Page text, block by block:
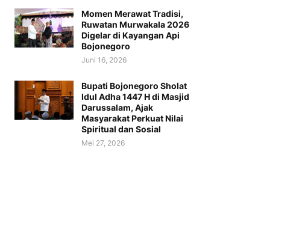
Momen Merawat Tradisi,
Ruwatan Murwakala 2026
Digelar di Kayangan Api
Bojonegoro
Juni 16, 2026
Bupati Bojonegoro Sholat
Idul Adha 1447 H di Masjid
Darussalam, Ajak
Masyarakat Perkuat Nilai
Spiritual dan Sosial
Mei 27, 2026